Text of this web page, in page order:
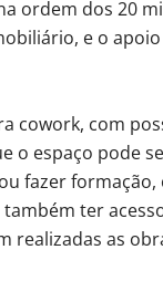
ordem dos 20
e o
cowork, com
o espaço pode
fazer formação,
ter
realizadas as